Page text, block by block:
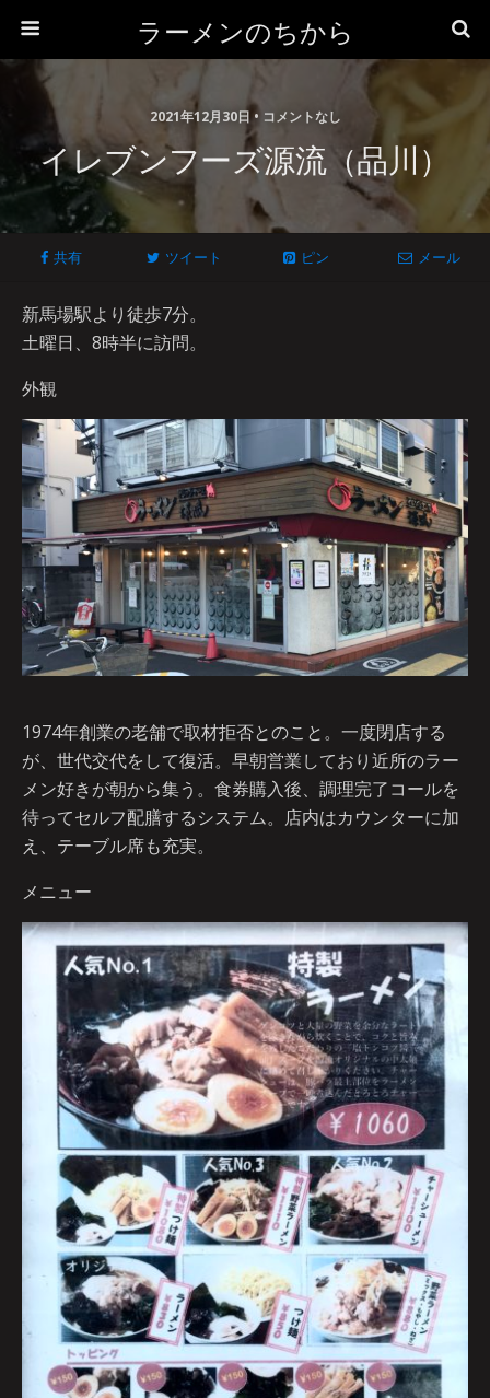
ラーメンのちから
2021年12月30日 • コメントなし
イレブンフーズ源流（品川）
共有 ツイート ピン メール
新馬場駅より徒歩7分。
土曜日、8時半に訪問。
外観
1974年創業の老舗で取材拒否とのこと。一度閉店する
が、世代交代をして復活。早朝営業しており近所のラー
メン好きが朝から集う。食券購入後、調理完了コールを
待ってセルフ配膳するシステム。店内はカウンターに加
え、テーブル席も充実。
メニュー